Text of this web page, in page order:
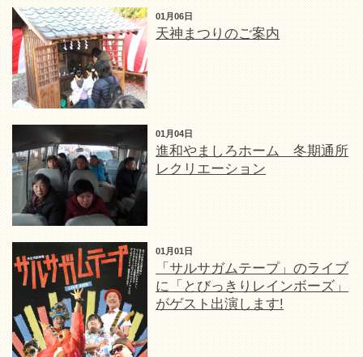
01月06日
天神まつりのご案内
01月04日
進和やましろホーム 冬期通所
レクリエーション
01月01日
「サルサガムテープ」のライブ
に「とびっきりレインボーズ」
がゲスト出演します!